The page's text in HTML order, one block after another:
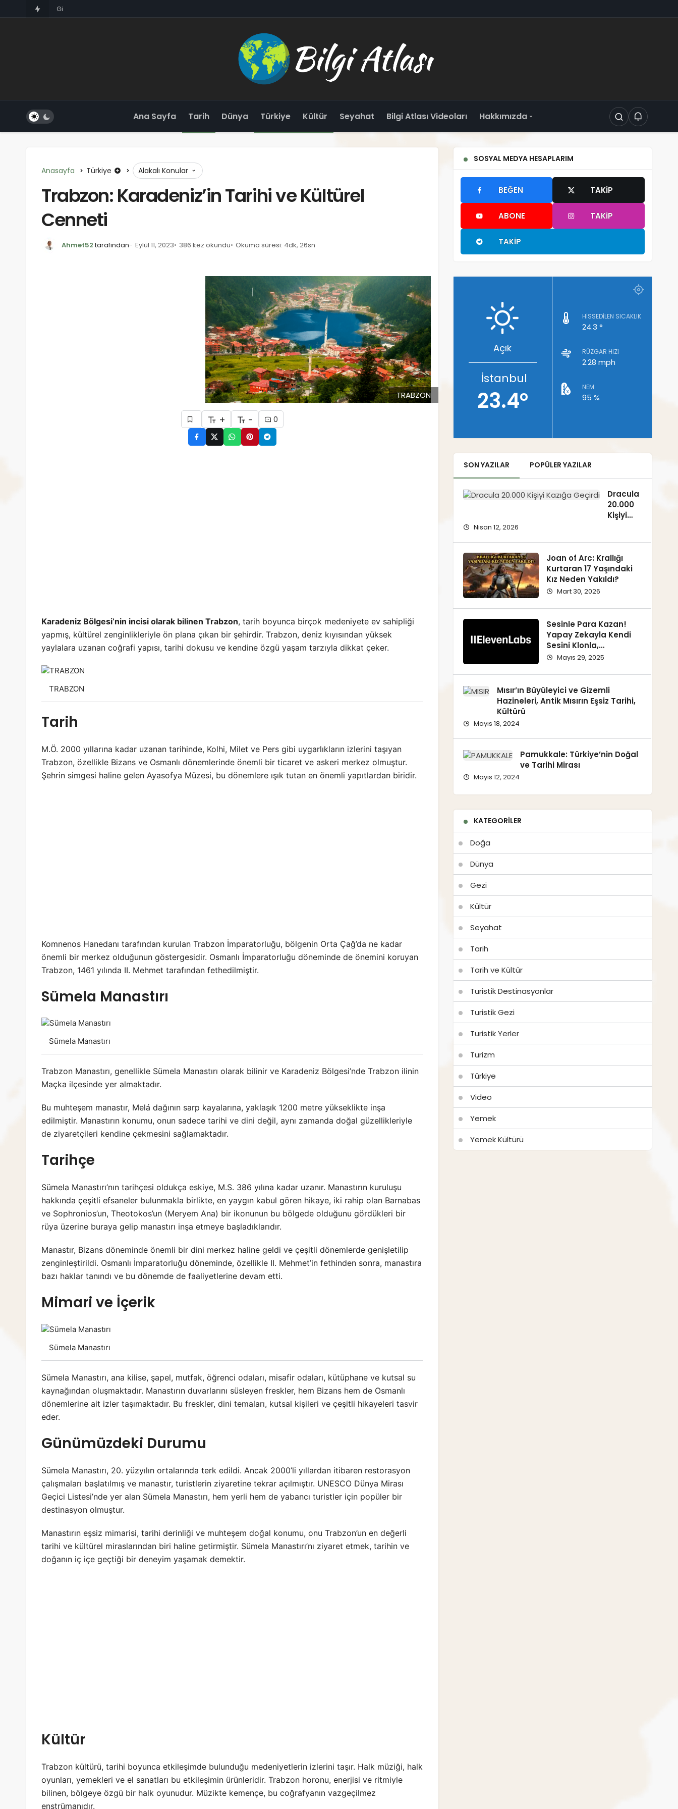
Giresun: Karadeniz’in Gizemli Cenneti
Ana Sayfa Tarih Dünya Türkiye Kültür Seyahat Bilgi Atlası Videoları Hakkımızda
Anasayfa Türkiye Alakalı Konular
Trabzon: Karadeniz’in Tarihi ve Kültürel
Cenneti
Ahmet52 tarafından Eylül 11, 2023 386 kez okundu Okuma süresi: 4dk, 26sn
TRABZON
+ - 0
Karadeniz Bölgesi’nin incisi olarak bilinen Trabzon, tarih boyunca birçok medeniyete ev sahipliği
yapmış, kültürel zenginlikleriyle ön plana çıkan bir şehirdir. Trabzon, deniz kıyısından yüksek
yaylalara uzanan coğrafi yapısı, tarihi dokusu ve kendine özgü yaşam tarzıyla dikkat çeker.
TRABZON
Tarih
M.Ö. 2000 yıllarına kadar uzanan tarihinde, Kolhi, Milet ve Pers gibi uygarlıkların izlerini taşıyan
Trabzon, özellikle Bizans ve Osmanlı dönemlerinde önemli bir ticaret ve askeri merkez olmuştur.
Şehrin simgesi haline gelen Ayasofya Müzesi, bu dönemlere ışık tutan en önemli yapıtlardan biridir.
Komnenos Hanedanı tarafından kurulan Trabzon İmparatorluğu, bölgenin Orta Çağ’da ne kadar
önemli bir merkez olduğunun göstergesidir. Osmanlı İmparatorluğu döneminde de önemini koruyan
Trabzon, 1461 yılında II. Mehmet tarafından fethedilmiştir.
Sümela Manastırı
Sümela Manastırı
Trabzon Manastırı, genellikle Sümela Manastırı olarak bilinir ve Karadeniz Bölgesi’nde Trabzon ilinin
Maçka ilçesinde yer almaktadır.
Bu muhteşem manastır, Melá dağının sarp kayalarına, yaklaşık 1200 metre yükseklikte inşa
edilmiştir. Manastırın konumu, onun sadece tarihi ve dini değil, aynı zamanda doğal güzellikleriyle
de ziyaretçileri kendine çekmesini sağlamaktadır.
Tarihçe
Sümela Manastırı’nın tarihçesi oldukça eskiye, M.S. 386 yılına kadar uzanır. Manastırın kuruluşu
hakkında çeşitli efsaneler bulunmakla birlikte, en yaygın kabul gören hikaye, iki rahip olan Barnabas
ve Sophronios’un, Theotokos’un (Meryem Ana) bir ikonunun bu bölgede olduğunu gördükleri bir
rüya üzerine buraya gelip manastırı inşa etmeye başladıklarıdır.
Manastır, Bizans döneminde önemli bir dini merkez haline geldi ve çeşitli dönemlerde genişletilip
zenginleştirildi. Osmanlı İmparatorluğu döneminde, özellikle II. Mehmet’in fethinden sonra, manastıra
bazı haklar tanındı ve bu dönemde de faaliyetlerine devam etti.
Mimari ve İçerik
Sümela Manastırı
Sümela Manastırı, ana kilise, şapel, mutfak, öğrenci odaları, misafir odaları, kütüphane ve kutsal su
kaynağından oluşmaktadır. Manastırın duvarlarını süsleyen freskler, hem Bizans hem de Osmanlı
dönemlerine ait izler taşımaktadır. Bu freskler, dini temaları, kutsal kişileri ve çeşitli hikayeleri tasvir
eder.
Günümüzdeki Durumu
Sümela Manastırı, 20. yüzyılın ortalarında terk edildi. Ancak 2000’li yıllardan itibaren restorasyon
çalışmaları başlatılmış ve manastır, turistlerin ziyaretine tekrar açılmıştır. UNESCO Dünya Mirası
Geçici Listesi’nde yer alan Sümela Manastırı, hem yerli hem de yabancı turistler için popüler bir
destinasyon olmuştur.
Manastırın eşsiz mimarisi, tarihi derinliği ve muhteşem doğal konumu, onu Trabzon’un en değerli
tarihi ve kültürel miraslarından biri haline getirmiştir. Sümela Manastırı’nı ziyaret etmek, tarihin ve
doğanın iç içe geçtiği bir deneyim yaşamak demektir.
Kültür
Trabzon kültürü, tarihi boyunca etkileşimde bulunduğu medeniyetlerin izlerini taşır. Halk müziği, halk
oyunları, yemekleri ve el sanatları bu etkileşimin ürünleridir. Trabzon horonu, enerjisi ve ritmiyle
bilinen, bölgeye özgü bir halk oyunudur. Müzikte kemençe, bu coğrafyanın vazgeçilmez
enstrümanıdır.
SOSYAL MEDYA HESAPLARIM
BEĞEN TAKIP
ABONE TAKIP
TAKIP
Açık
İstanbul
23.4°
HISSEDILEN SICAKLIK
24.3 °
RÜZGAR HIZI
2.28 mph
NEM
95 %
SON YAZILAR POPÜLER YAZILAR
Dracula
20.000
Kişiyi
Gerçek
Hikâye
Ortaya
Nisan 12, 2026
Joan of Arc: Krallığı
Kurtaran 17 Yaşındaki
Kız Neden Yakıldı?
Mart 30, 2026
Sesinle Para Kazan!
Yapay Zekayla Kendi
Sesini Klonla,
Kazanmaya Başla!
Mayıs 29, 2025
Mısır’ın Büyüleyici ve Gizemli
Hazineleri, Antik Mısırın Eşsiz Tarihi,
Kültürü
Mayıs 18, 2024
Pamukkale: Türkiye’nin Doğal
ve Tarihi Mirası
Mayıs 12, 2024
KATEGORILER
Doğa
Dünya
Gezi
Kültür
Seyahat
Tarih
Tarih ve Kültür
Turistik Destinasyonlar
Turistik Gezi
Turistik Yerler
Turizm
Türkiye
Video
Yemek
Yemek Kültürü